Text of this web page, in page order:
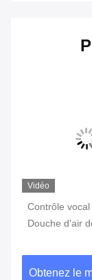
Vidéo
Contrôle
Douche d'air
Système
50HZ buse à
Obtenez le